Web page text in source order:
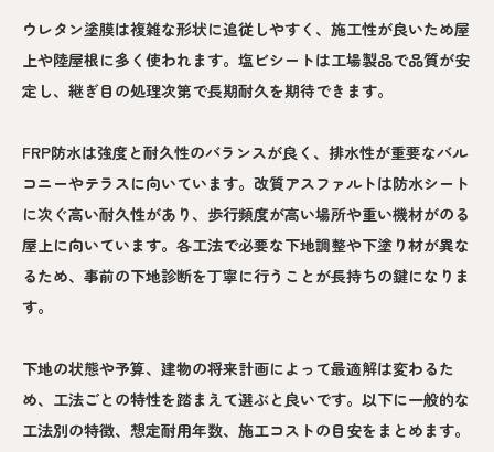
ウレタン塗膜は複雑な形状に追従しやすく、施工性が良いため屋
上や陸屋根に多く使われます。塩ビシートは工場製品で品質が安
定し、継ぎ目の処理次第で長期耐久を期待できます。
FRP防水は強度と耐久性のバランスが良く、排水性が重要なバル
コニーやテラスに向いています。改質アスファルトは防水シート
に次ぐ高い耐久性があり、歩行頻度が高い場所や重い機材がのる
屋上に向いています。各工法で必要な下地調整や下塗り材が異な
るため、事前の下地診断を丁寧に行うことが長持ちの鍵になりま
す。
下地の状態や予算、建物の将来計画によって最適解は変わるた
め、工法ごとの特性を踏まえて選ぶと良いです。以下に一般的な
工法別の特徴、想定耐用年数、施工コストの目安をまとめます。